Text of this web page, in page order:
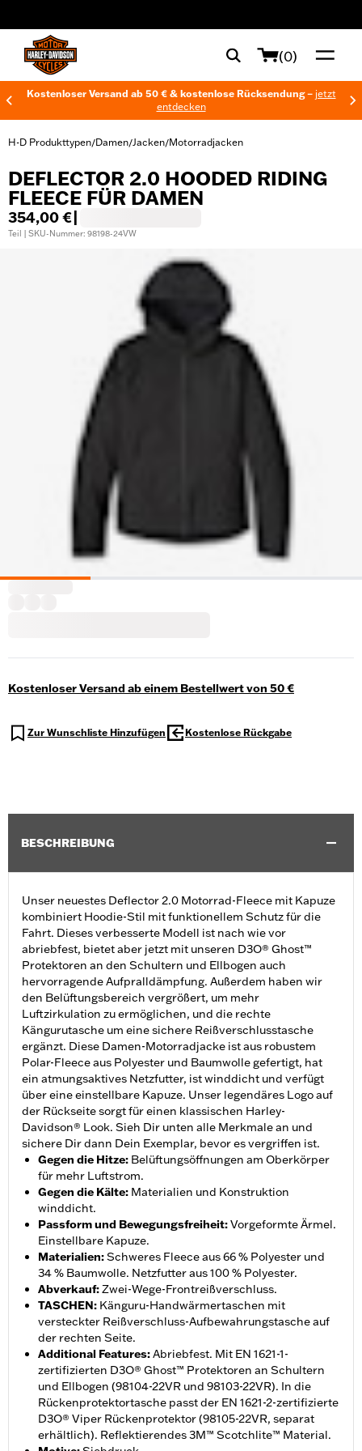
(0)
Kostenloser Versand ab 50 € & kostenlose Rücksendung – jetzt
entdecken
H-D Produkttypen/Damen/Jacken/Motorradjacken
DEFLECTOR 2.0 HOODED RIDING
FLEECE FÜR DAMEN
354,00 €
Teil | SKU-Nummer: 98198-24VW
Kostenloser Versand ab einem Bestellwert von 50 €
Zur Wunschliste Hinzufügen Kostenlose Rückgabe
BESCHREIBUNG
Unser neuestes Deflector 2.0 Motorrad-Fleece mit Kapuze
kombiniert Hoodie-Stil mit funktionellem Schutz für die
Fahrt. Dieses verbesserte Modell ist nach wie vor
abriebfest, bietet aber jetzt mit unseren D3O® Ghost™
Protektoren an den Schultern und Ellbogen auch
hervorragende Aufpralldämpfung. Außerdem haben wir
den Belüftungsbereich vergrößert, um mehr
Luftzirkulation zu ermöglichen, und die rechte
Kängurutasche um eine sichere Reißverschlusstasche
ergänzt. Diese Damen-Motorradjacke ist aus robustem
Polar-Fleece aus Polyester und Baumwolle gefertigt, hat
ein atmungsaktives Netzfutter, ist winddicht und verfügt
über eine einstellbare Kapuze. Unser legendäres Logo auf
der Rückseite sorgt für einen klassischen Harley-
Davidson® Look. Sieh Dir unten alle Merkmale an und
sichere Dir dann Dein Exemplar, bevor es vergriffen ist.
Gegen die Hitze: Belüftungsöffnungen am Oberkörper
für mehr Luftstrom.
Gegen die Kälte: Materialien und Konstruktion
winddicht.
Passform und Bewegungsfreiheit:Vorgeformte Ärmel.
Einstellbare Kapuze.
Materialien:Schweres Fleece aus 66 % Polyester und
34 % Baumwolle. Netzfutter aus 100 % Polyester.
Abverkauf:Zwei-Wege-Frontreißverschluss.
TASCHEN: Känguru-Handwärmertaschen mit
versteckter Reißverschluss-Aufbewahrungstasche auf
der rechten Seite.
Additional Features:Abriebfest. Mit EN 1621-1-
zertifizierten D3O® Ghost™ Protektoren an Schultern
und Ellbogen (98104-22VR und 98103-22VR). In die
Rückenprotektortasche passt der EN 1621-2-zertifizierte
D3O® Viper Rückenprotektor (98105-22VR, separat
erhältlich). Reflektierendes 3M™ Scotchlite™ Material.